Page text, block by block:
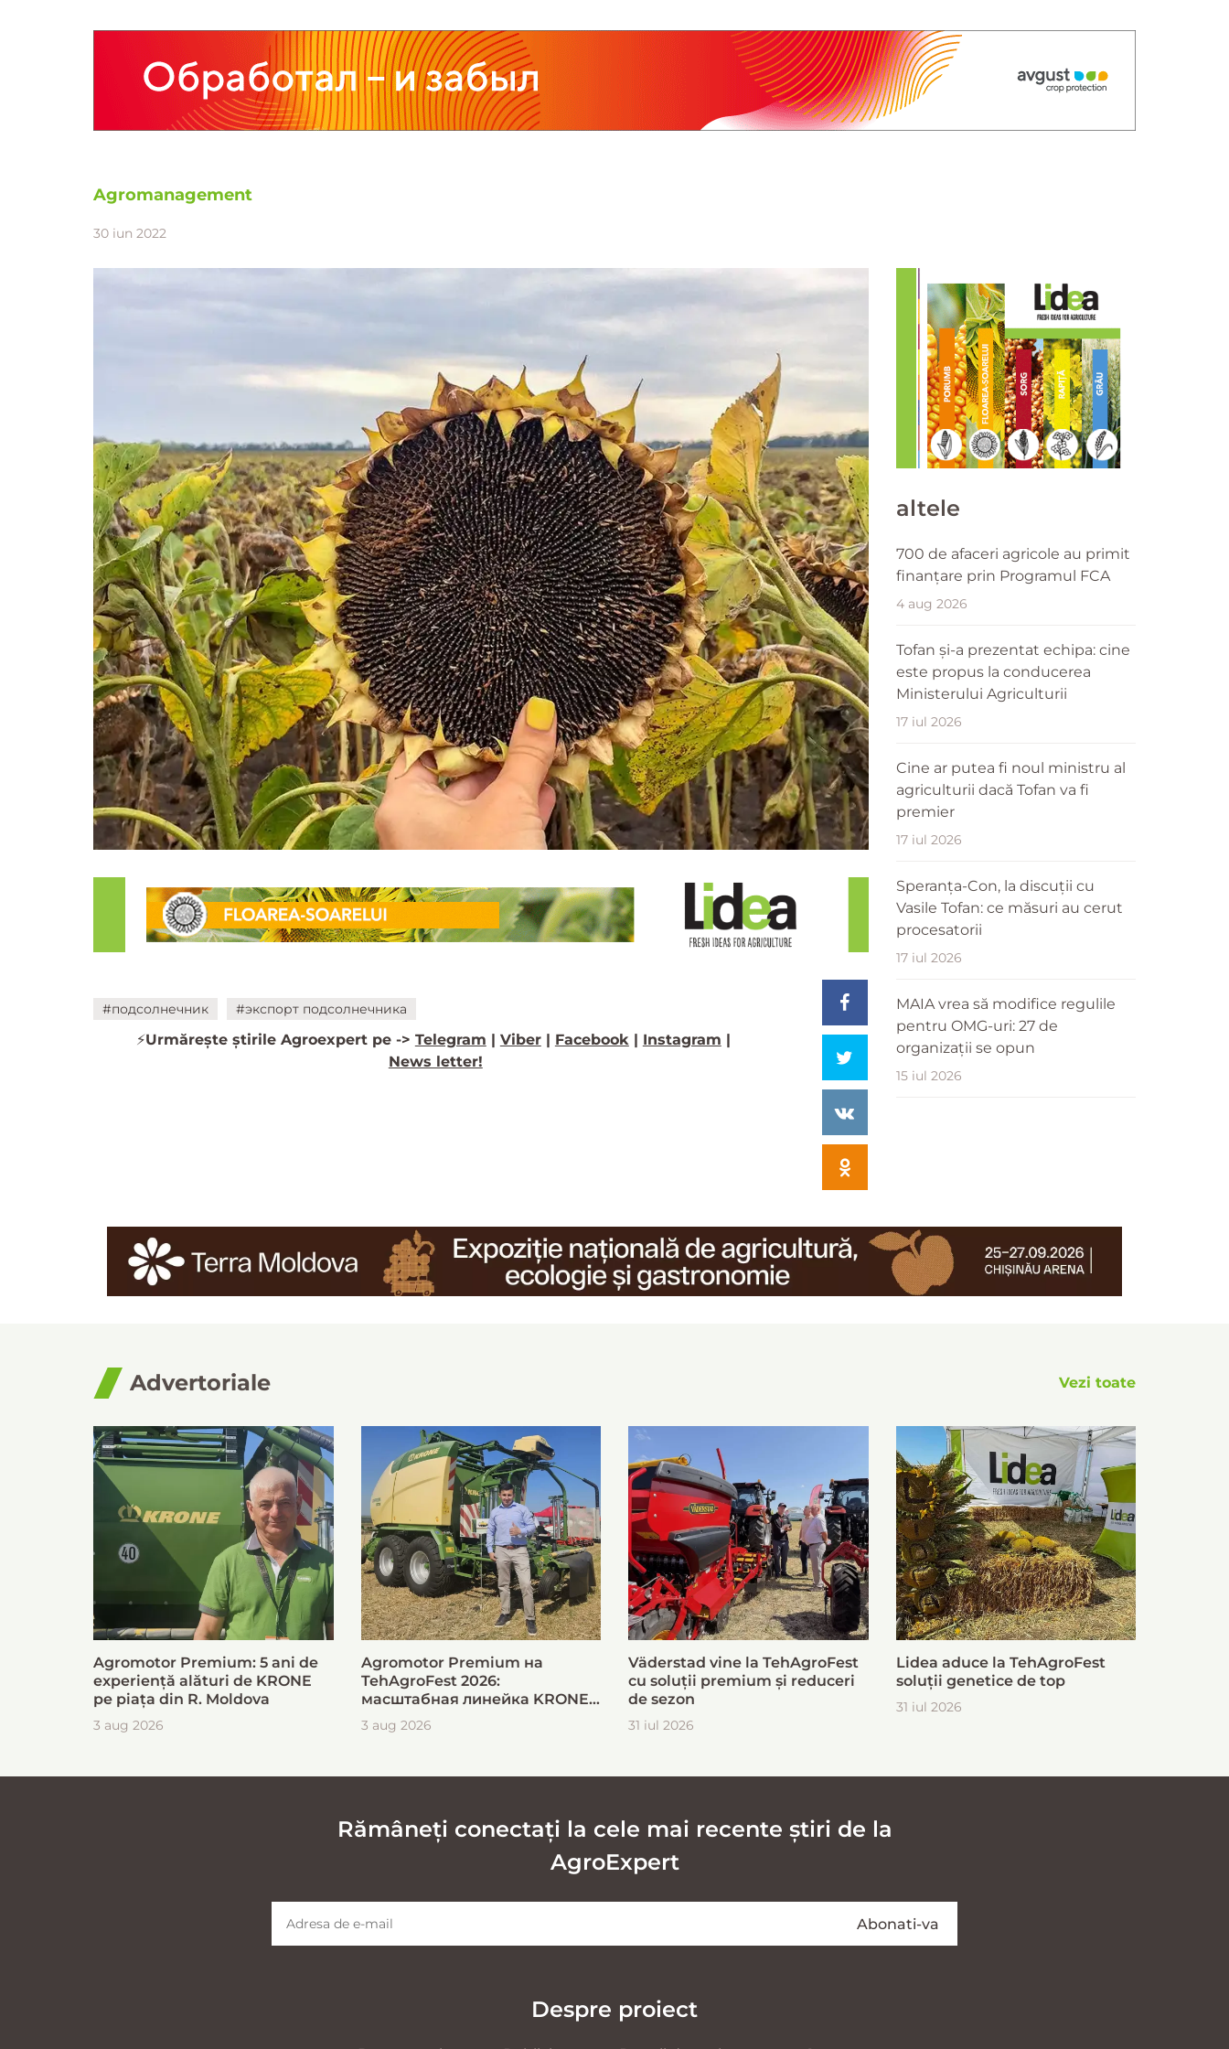
Agromanagement
30 iun 2022
#подсолнечник #экспорт подсолнечника
⚡️Urmărește știrile Agroexpert pe -> Telegram | Viber| Facebook | Instagram |
News letter!
altele
700 de afaceri agricole au primit
finanțare prin Programul FCA
4 aug 2026
Tofan și-a prezentat echipa: cine
este propus la conducerea
Ministerului Agriculturii
17 iul 2026
Cine ar putea fi noul ministru al
agriculturii dacă Tofan va fi
premier
17 iul 2026
Speranța-Con, la discuții cu
Vasile Tofan: ce măsuri au cerut
procesatorii
17 iul 2026
MAIA vrea să modifice regulile
pentru OMG-uri: 27 de
organizații se opun
15 iul 2026
Advertoriale Vezi toate
Agromotor Premium: 5 ani de
experiență alături de KRONE
pe piața din R. Moldova
3 aug 2026
Agromotor Premium на
TehAgroFest 2026:
масштабная линейка KRONE
для быстрой и эффективной
заготовки кормов
3 aug 2026
Väderstad vine la TehAgroFest
cu soluții premium și reduceri
de sezon
31 iul 2026
Lidea aduce la TehAgroFest
soluții genetice de top
31 iul 2026
Rămâneți conectați la cele mai recente știri de la
AgroExpert
Despre proiect